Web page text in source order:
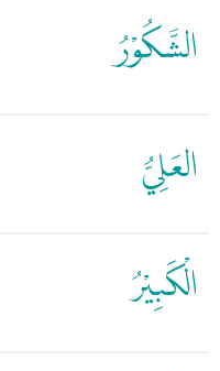
الشَّكُوْرُ
العَلِيُّ
الْكَبِيْرُ